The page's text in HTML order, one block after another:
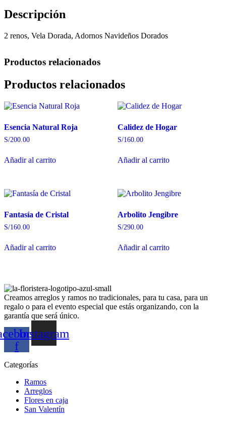
Descripción
2 renos, Vela Dorada, Adornos Navideños Dorados
Productos relacionados
Productos relacionados
Esencia Natural Roja
S/200.00
Añadir al carrito
Calidez de Hogar
S/160.00
Añadir al carrito
Fantasía de Cristal
S/160.00
Añadir al carrito
Arbolito Jengibre
S/290.00
Añadir al carrito
Creamos arreglos y ramos no tradicionales, para tu casa, para un
regalo o para el evento especial que estás organizando, con la
garantía que será único.
f
Instagram
Categorías
Ramos
Arreglos
Flores en caja
San Valentín